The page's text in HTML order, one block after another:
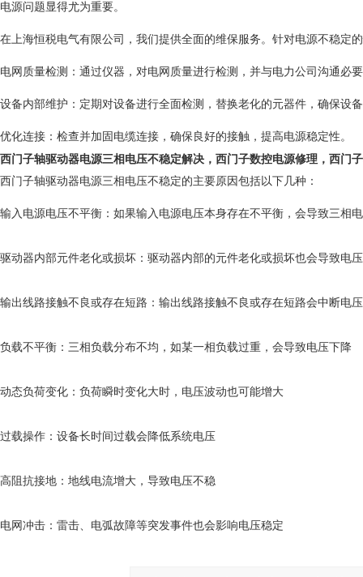
电源问题显得尤为重要。
在上海恒税电气有限公司，我们提供全面的维保服务。针对电源不稳定
电网质量检测：通过仪器，对电网质量进行检测，并与电力公司沟通必
设备内部维护：定期对设备进行全面检测，替换老化的元器件，确保设
优化连接：检查并加固电缆连接，确保良好的接触，提高电源稳定性。
西门子轴驱动器电源三相电压不稳定解决 ，西门子数控电源修理，西门
‌西门子轴驱动器电源三相电压不稳定的主要原因包括以下几种‌：
输入电源电压不平衡‌：如果输入电源电压本身存在不平衡，会导致三相
驱动器内部元件老化或损坏‌：驱动器内部的元件老化或损坏也会导致电
输出线路接触不良或存在短路‌：输出线路接触不良或存在短路会中断电
‌负载不平衡‌：三相负载分布不均，如某一相负载过重，会导致电压下降‌
‌动态负荷变化‌：负荷瞬时变化大时，电压波动也可能增大‌
‌过载操作‌：设备长时间过载会降低系统电压‌
‌高阻抗接地‌：地线电流增大，导致电压不稳‌
‌电网冲击‌：雷击、电弧故障等突发事件也会影响电压稳定‌